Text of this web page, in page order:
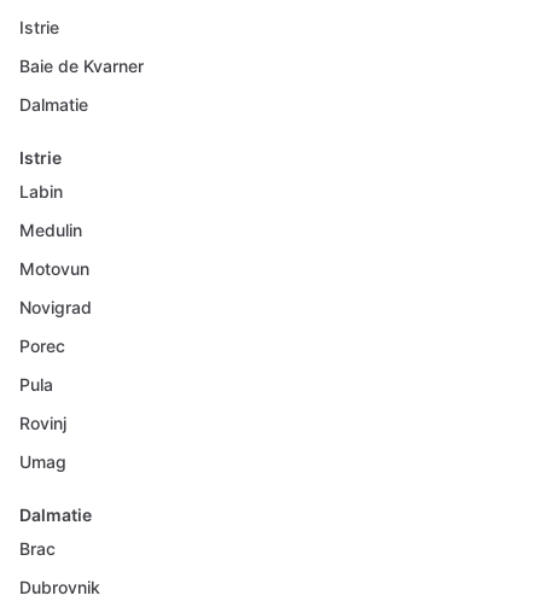
Istrie
Baie de Kvarner
Dalmatie
Istrie
Labin
Medulin
Motovun
Novigrad
Porec
Pula
Rovinj
Umag
Dalmatie
Brac
Dubrovnik